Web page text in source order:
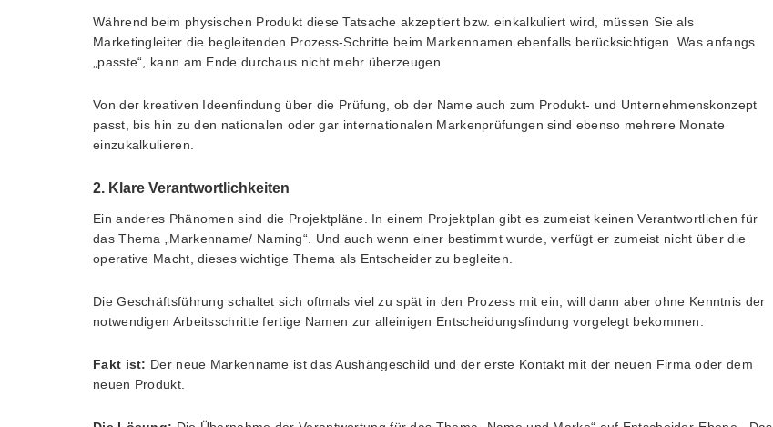
Während beim physischen Produkt diese Tatsache akzeptiert bzw. einkalkuliert wird, müssen Sie als
Marketingleiter die begleitenden Prozess-Schritte beim Markennamen ebenfalls berücksichtigen. Was anfangs
„passte“, kann am Ende durchaus nicht mehr überzeugen.
Von der kreativen Ideenfindung über die Prüfung, ob der Name auch zum Produkt- und Unternehmenskonzept
passt, bis hin zu den nationalen oder gar internationalen Markenprüfungen sind ebenso mehrere Monate
einzukalkulieren.
2. Klare Verantwortlichkeiten
Ein anderes Phänomen sind die Projektpläne. In einem Projektplan gibt es zumeist keinen Verantwortlichen für
das Thema „Markenname/ Naming“. Und auch wenn einer bestimmt wurde, verfügt er zumeist nicht über die
operative Macht, dieses wichtige Thema als Entscheider zu begleiten.
Die Geschäftsführung schaltet sich oftmals viel zu spät in den Prozess mit ein, will dann aber ohne Kenntnis der
notwendigen Arbeitsschritte fertige Namen zur alleinigen Entscheidungsfindung vorgelegt bekommen.
Fakt ist: Der neue Markenname ist das Aushängeschild und der erste Kontakt mit der neuen Firma oder dem
neuen Produkt.